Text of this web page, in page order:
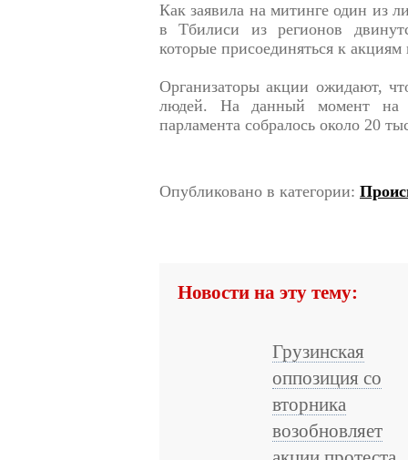
Как заявила на митинге один из
в Тбилиси из регионов
которые присоединяться к акциям
Организаторы акции ожидают,
людей. На данный момент на
парламента собралось около 20
Опубликовано в категории:
Новости на эту тему:
Грузинская
оппозиция со
вторника
возобновляет